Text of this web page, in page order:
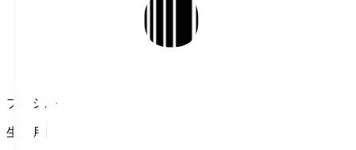
ブラジル
生年月日